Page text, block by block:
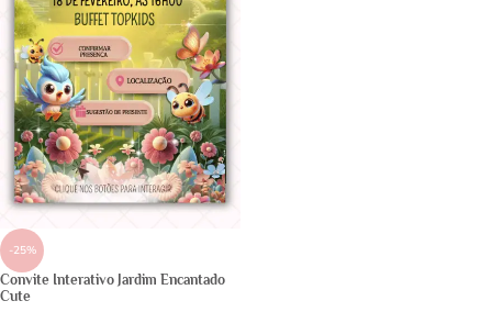
-25%
Convite Interativo Jardim Encantado
Cute